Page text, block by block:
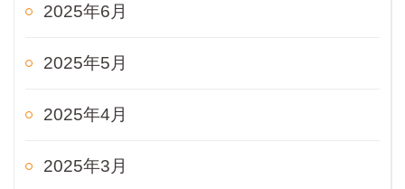
2025年6月
2025年5月
2025年4月
2025年3月